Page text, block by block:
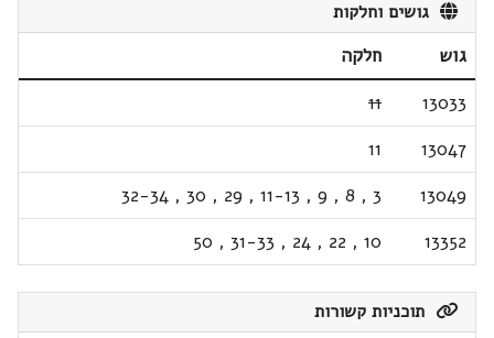
גושים וחלקות
גוש
חלקה
13033
11
13047
11
13049
3
,
8
,
9
,
11-13
,
29
,
30
,
32-34
13352
10
,
22
,
24
,
31-33
,
50
תוכניות קשורות